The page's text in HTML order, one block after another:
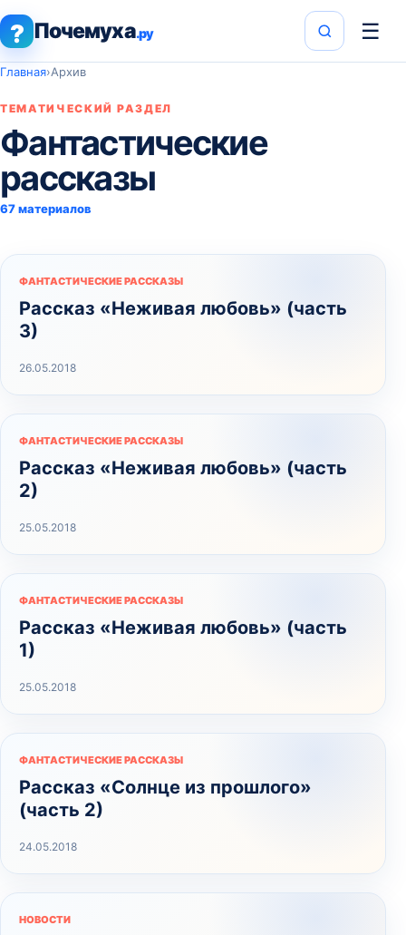
? Почемуха.ру ☰
Главная›Архив
ТЕМАТИЧЕСКИЙ РАЗДЕЛ
Фантастические
рассказы
67 материалов
ФАНТАСТИЧЕСКИЕ РАССКАЗЫ
Рассказ «Неживая любовь» (часть
3)
26.05.2018
ФАНТАСТИЧЕСКИЕ РАССКАЗЫ
Рассказ «Неживая любовь» (часть
2)
25.05.2018
ФАНТАСТИЧЕСКИЕ РАССКАЗЫ
Рассказ «Неживая любовь» (часть
1)
25.05.2018
ФАНТАСТИЧЕСКИЕ РАССКАЗЫ
Рассказ «Солнце из прошлого»
(часть 2)
24.05.2018
НОВОСТИ